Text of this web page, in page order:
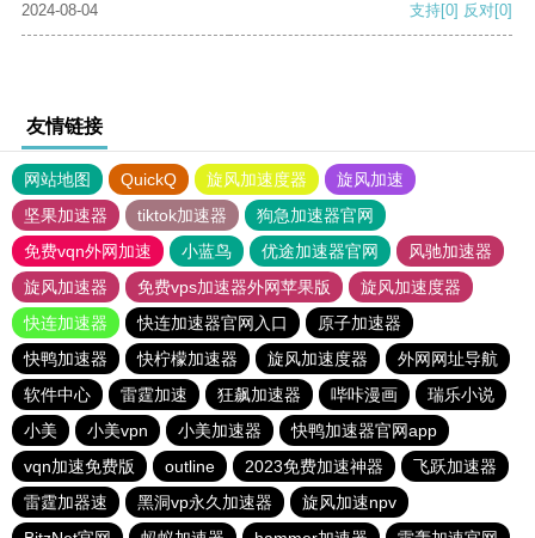
2024-08-04 支持[0] 反对[0]
友情链接
网站地图 QuickQ 旋风加速度器
旋风加速
坚果加速器
tiktok加速器
狗急加速器官网
免费vqn外网加速
小蓝鸟 优途加速器官网
风驰加速器
旋风加速器
免费vps加速器外网苹果版
旋风加速度器
快连加速器
快连加速器官网入口
原子加速器
快鸭加速器
快柠檬加速器 旋风加速度器
外网网址导航
软件中心
雷霆加速 狂飙加速器 哔咔漫画
瑞乐小说
小美
小美vpn 小美加速器
快鸭加速器官网app
vqn加速免费版
outline 2023免费加速神器
飞跃加速器
雷霆加器速
黑洞vp永久加速器
旋风加速npv